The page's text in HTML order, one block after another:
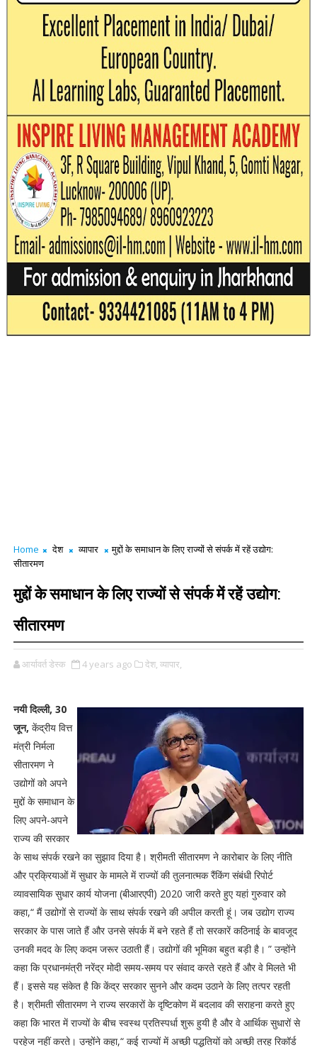
Home देश व्यापार
मुद्दों के समाधान के लिए राज्यों से संपर्क में रहें उद्योग:
सीतारमण
मुद्दों के समाधान के लिए राज्यों से संपर्क में रहें उद्योग:
सीतारमण
आर्यावर्त डेस्क 4 years ago देश, व्यापार,
नयी दिल्ली, 30
जून, केंद्रीय वित्त
मंत्री निर्मला
सीतारमण ने
उद्योगों को अपने
मुद्दों के समाधान के
लिए अपने-अपने
राज्य की सरकार
के साथ संपर्क रखने का सुझाव दिया है। श्रीमती सीतारमण ने कारोबार के लिए नीति
और प्रक्रियाओं में सुधार के मामले में राज्यों की तुलनात्मक रैंकिंग संबंधी रिपोर्ट
व्यावसायिक सुधार कार्य योजना (बीआरएपी) 2020 जारी करते हुए यहां गुरुवार को
कहा,“ मैं उद्योगों से राज्यों के साथ संपर्क रखने की अपील करती हूं। जब उद्योग राज्य
सरकार के पास जाते हैं और उनसे संपर्क में बने रहते हैं तो सरकारें कठिनाई के बावजूद
उनकी मदद के लिए कदम जरूर उठाती हैं। उद्योगों की भूमिका बहुत बड़ी है। ” उन्होंने
कहा कि प्रधानमंत्री नरेंद्र मोदी समय-समय पर संवाद करते रहते हैं और वे मिलते भी
हैं। इससे यह संकेत है कि केंद्र सरकार सुनने और कदम उठाने के लिए तत्पर रहती
है। श्रीमती सीतारमण ने राज्य सरकारों के दृष्टिकोण में बदलाव की सराहना करते हुए
कहा कि भारत में राज्यों के बीच स्वस्थ प्रतिस्पर्धा शुरू हुयी है और वे आर्थिक सुधारों से
परहेज नहीं करते। उन्होंने कहा,“ कई राज्यों में अच्छी पद्धतियों को अच्छी तरह रिकॉर्ड